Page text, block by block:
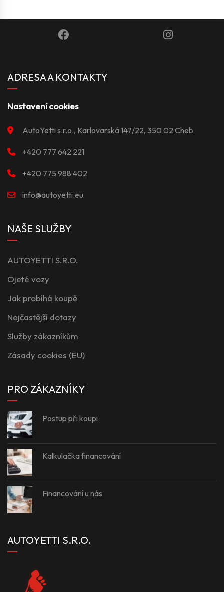
ADRESA A KONTAKTY
Nastavení cookies
AutoYetti s.r.o., Karlovarská 147/22, 350 02 Cheb
+420 777 642 221
+420 775 988 402
info@autoyetti.eu
NAŠE SLUŽBY
AUTOYETTI S.R.O.
Ojeté vozy
Jak probíhá koupě
Nejčastější dotazy
Služby zákazníkům
Zásady cookies (EU)
PRO ZÁKAZNÍKY
Postup při koupi
Kalkulačka financování
Financování u nás
AUTOYETTI S.R.O.